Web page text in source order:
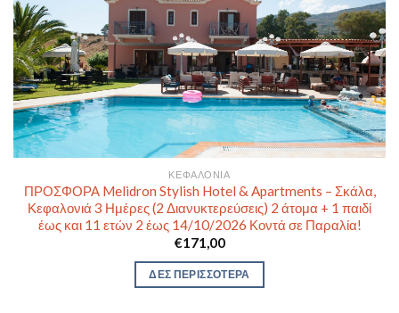
ΚΕΦΑΛΟΝΙΆ
ΠΡΟΣΦΟΡΑ Melidron Stylish Hotel & Apartments – Σκάλα,
Κεφαλονιά 3 Ημέρες (2 Διανυκτερεύσεις) 2 άτομα + 1 παιδί
έως και 11 ετών 2 έως 14/10/2026 Κοντά σε Παραλία!
€171,00
ΔΕΣ ΠΕΡΙΣΣΟΤΕΡΑ